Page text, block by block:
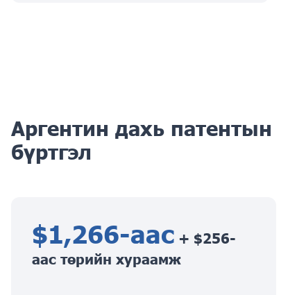
Аргентин дахь патентын
бүртгэл
$1,266-аас + $256-
аас төрийн хураамж